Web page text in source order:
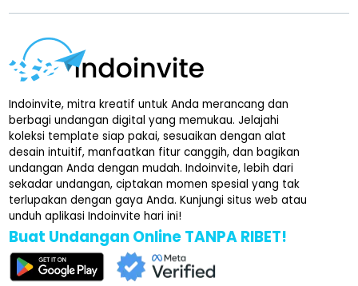
Indoinvite, mitra kreatif untuk Anda merancang dan
berbagi undangan digital yang memukau. Jelajahi
koleksi template siap pakai, sesuaikan dengan alat
desain intuitif, manfaatkan fitur canggih, dan bagikan
undangan Anda dengan mudah. Indoinvite, lebih dari
sekadar undangan, ciptakan momen spesial yang tak
terlupakan dengan gaya Anda. Kunjungi situs web atau
unduh aplikasi Indoinvite hari ini!
Buat Undangan Online TANPA RIBET!